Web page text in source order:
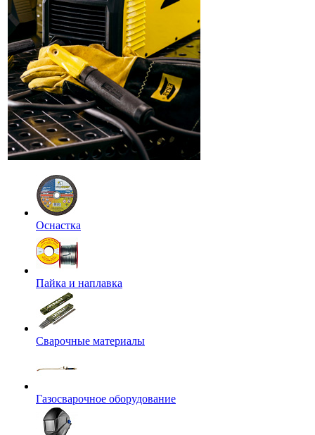
Оснастка
Пайка и наплавка
Сварочные материалы
Газосварочное оборудование